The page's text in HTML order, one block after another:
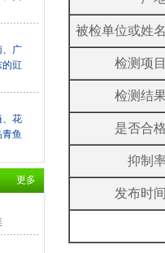
、广
的豇
、花
鱼
更多
被检单位或姓
检测项
检测结
是否合
抑制
发布时